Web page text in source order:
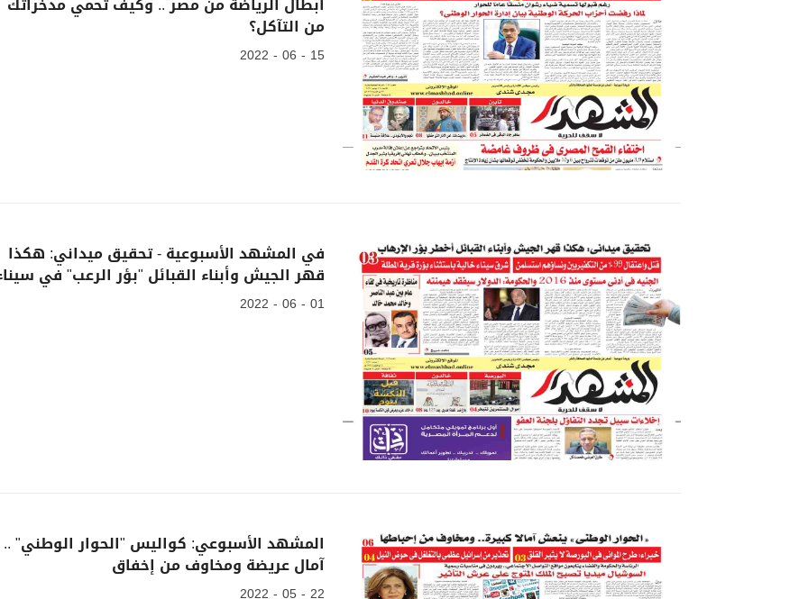
من التآكل؟
15 - 06 - 2022
في المشهد الأسبوعية - تحقيق ميداني: هكذا
قهر الجيش وأبناء القبائل "بؤر الرعب" في
01 - 06 - 2022
المشهد الأسبوعي: كواليس "الحوار الوطني" ..
آمال عريضة ومخاوف من إخفاق